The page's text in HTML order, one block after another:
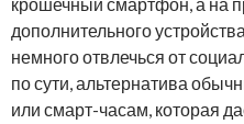
дополнительного
немного отвлечься от
по сути, альтернатива
или смарт-часам, которая